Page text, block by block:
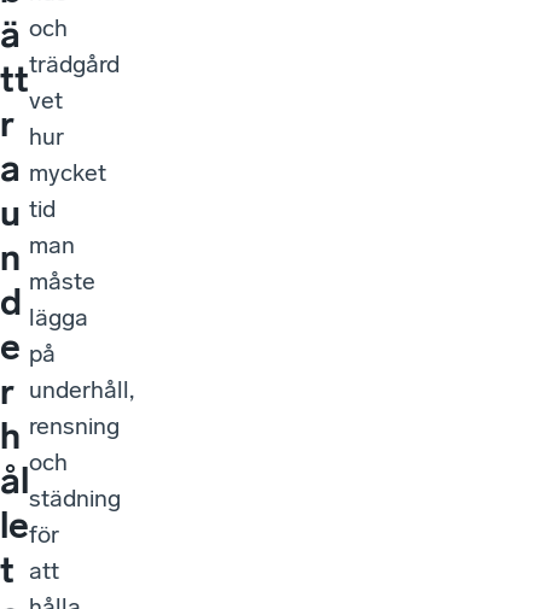
ä
tt
r
a
u
n
d
e
r
h
ål
le
t
och
trädgård
vet
hur
mycket
tid
man
måste
lägga
på
underhåll,
rensning
och
städning
för
att